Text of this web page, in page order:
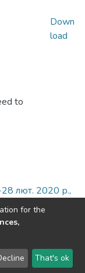
to
Down
load
28 лют. 2020 р.,
University
Send Feedback
for the
That's ok